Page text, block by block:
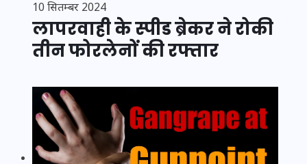
10 सितम्बर 2024
लापरवाही के स्पीड ब्रेकर ने रोकी
तीन फोरलेनों की रफ्तार